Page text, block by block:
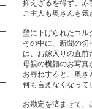
抑えざるを得ず、赤
ご主人も奥さんも
壁に下げられたコ
その中に、新聞の
は、お嫁入りの直前
母親の横顔のお写真
お尋ねすると、奥さ
何も言えなくなって
お勘定を済ませて